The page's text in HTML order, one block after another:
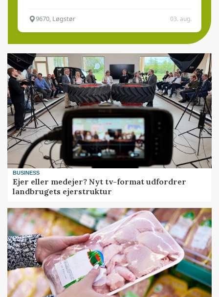
9670, Løgstør 03. aug.
BUSINESS
Ejer eller medejer? Nyt tv-format udfordrer
landbrugets ejerstruktur